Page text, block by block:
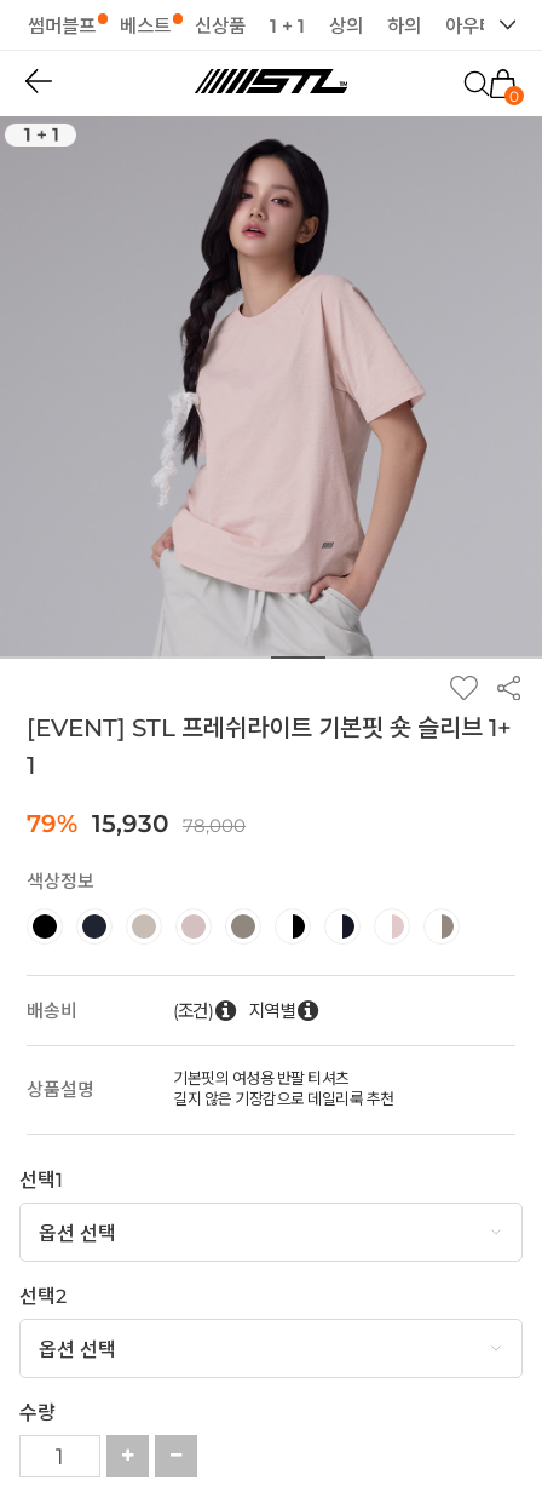
썸머블프 베스트 신상품 1 + 1 상의 하의 아우터
0
[EVENT] STL 프레쉬라이트 기본핏 숏 슬리브 1+
1
79% 15,930 78,000
색상정보
배송비 (조건) 지역별
상품설명
기본핏의 여성용 반팔 티셔츠
길지 않은 기장감으로 데일리룩 추천
선택1
선택2
수량